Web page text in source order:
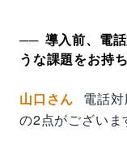
導入前、電
うな課題をお持
山口さん
電話
の2点がございま